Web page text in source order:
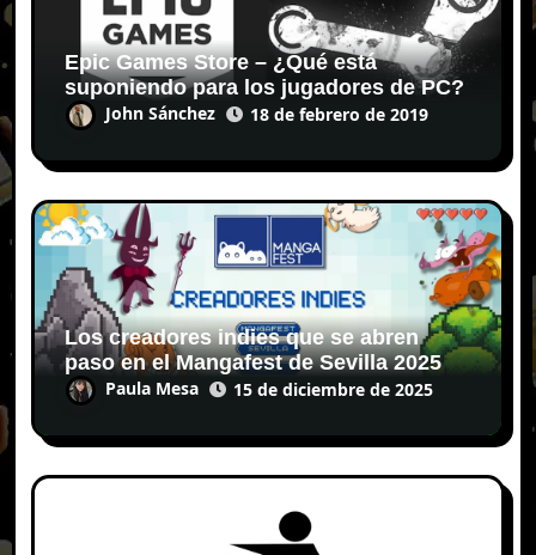
Epic Games Store – ¿Qué está
suponiendo para los jugadores de PC?
John Sánchez 18 de febrero de 2019
Los creadores indies que se abren
paso en el Mangafest de Sevilla 2025
Paula Mesa 15 de diciembre de 2025